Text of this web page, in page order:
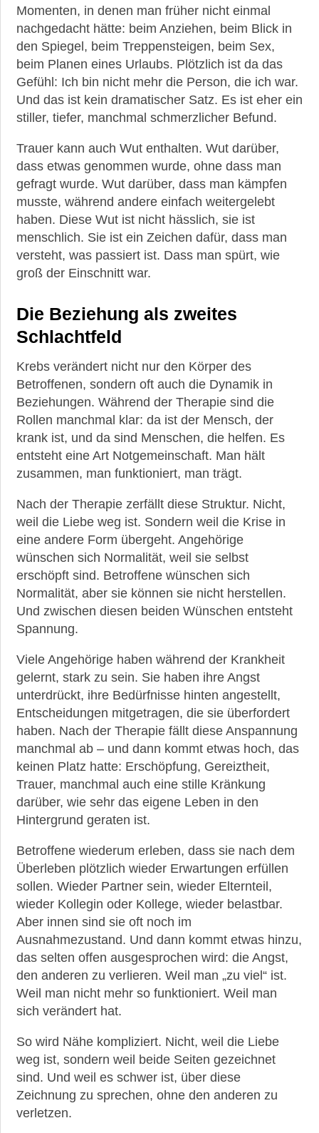
Momenten, in denen man früher nicht einmal
nachgedacht hätte: beim Anziehen, beim Blick in
den Spiegel, beim Treppensteigen, beim Sex,
beim Planen eines Urlaubs. Plötzlich ist da das
Gefühl: Ich bin nicht mehr die Person, die ich war.
Und das ist kein dramatischer Satz. Es ist eher ein
stiller, tiefer, manchmal schmerzlicher Befund.
Trauer kann auch Wut enthalten. Wut darüber,
dass etwas genommen wurde, ohne dass man
gefragt wurde. Wut darüber, dass man kämpfen
musste, während andere einfach weitergelebt
haben. Diese Wut ist nicht hässlich, sie ist
menschlich. Sie ist ein Zeichen dafür, dass man
versteht, was passiert ist. Dass man spürt, wie
groß der Einschnitt war.
Die Beziehung als zweites
Schlachtfeld
Krebs verändert nicht nur den Körper des
Betroffenen, sondern oft auch die Dynamik in
Beziehungen. Während der Therapie sind die
Rollen manchmal klar: da ist der Mensch, der
krank ist, und da sind Menschen, die helfen. Es
entsteht eine Art Notgemeinschaft. Man hält
zusammen, man funktioniert, man trägt.
Nach der Therapie zerfällt diese Struktur. Nicht,
weil die Liebe weg ist. Sondern weil die Krise in
eine andere Form übergeht. Angehörige
wünschen sich Normalität, weil sie selbst
erschöpft sind. Betroffene wünschen sich
Normalität, aber sie können sie nicht herstellen.
Und zwischen diesen beiden Wünschen entsteht
Spannung.
Viele Angehörige haben während der Krankheit
gelernt, stark zu sein. Sie haben ihre Angst
unterdrückt, ihre Bedürfnisse hinten angestellt,
Entscheidungen mitgetragen, die sie überfordert
haben. Nach der Therapie fällt diese Anspannung
manchmal ab – und dann kommt etwas hoch, das
keinen Platz hatte: Erschöpfung, Gereiztheit,
Trauer, manchmal auch eine stille Kränkung
darüber, wie sehr das eigene Leben in den
Hintergrund geraten ist.
Betroffene wiederum erleben, dass sie nach dem
Überleben plötzlich wieder Erwartungen erfüllen
sollen. Wieder Partner sein, wieder Elternteil,
wieder Kollegin oder Kollege, wieder belastbar.
Aber innen sind sie oft noch im
Ausnahmezustand. Und dann kommt etwas hinzu,
das selten offen ausgesprochen wird: die Angst,
den anderen zu verlieren. Weil man „zu viel“ ist.
Weil man nicht mehr so funktioniert. Weil man
sich verändert hat.
So wird Nähe kompliziert. Nicht, weil die Liebe
weg ist, sondern weil beide Seiten gezeichnet
sind. Und weil es schwer ist, über diese
Zeichnung zu sprechen, ohne den anderen zu
verletzen.